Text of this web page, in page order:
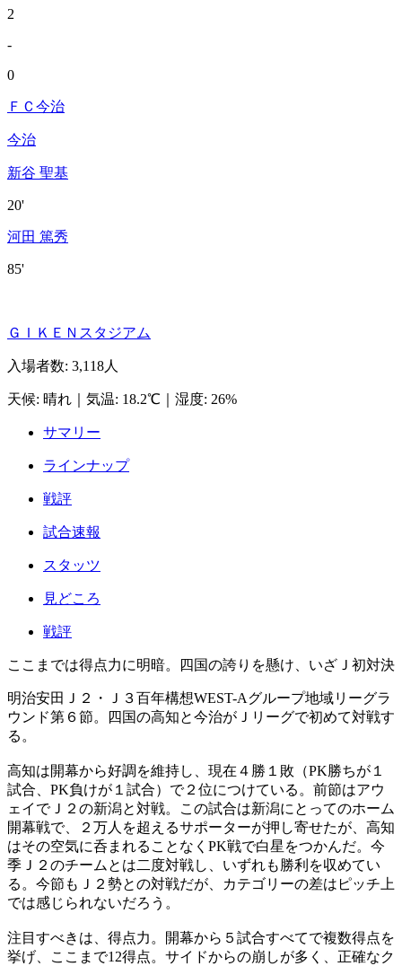
2
-
0
ＦＣ今治
今治
新谷 聖基
20'
河田 篤秀
85'
ＧＩＫＥＮスタジアム
入場者数: 3,118人
天候: 晴れ 気温: 18.2℃ 湿度: 26%
サマリー
ラインナップ
戦評
試合速報
スタッツ
見どころ
戦評
ここまでは得点力に明暗。四国の誇りを懸け、いざＪ初対決
明治安田Ｊ２・Ｊ３百年構想WEST-Aグループ地域リーグラ
ウンド第６節。四国の高知と今治がＪリーグで初めて対戦す
る。
高知は開幕から好調を維持し、現在４勝１敗（PK勝ちが１
試合、PK負けが１試合）で２位につけている。前節はアウ
ェイでＪ２の新潟と対戦。この試合は新潟にとってのホーム
開幕戦で、２万人を超えるサポーターが押し寄せたが、高知
はその空気に呑まれることなくPK戦で白星をつかんだ。今
季Ｊ２のチームとは二度対戦し、いずれも勝利を収めてい
る。今節もＪ２勢との対戦だが、カテゴリーの差はピッチ上
では感じられないだろう。
注目すべきは、得点力。開幕から５試合すべてで複数得点を
挙げ、ここまで12得点。サイドからの崩しが多く、正確なク